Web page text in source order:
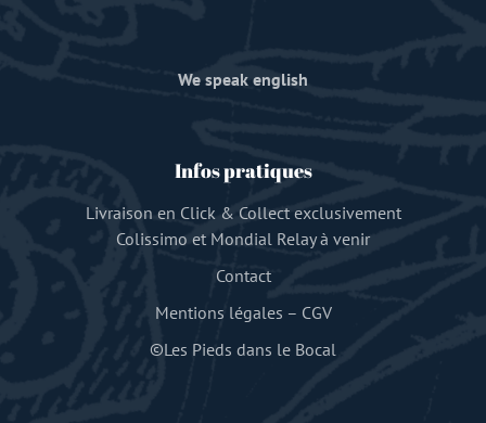
We speak english
Infos pratiques
Livraison en Click & Collect exclusivement
Colissimo et Mondial Relay à venir
Contact
Mentions légales – CGV
©Les Pieds dans le Bocal